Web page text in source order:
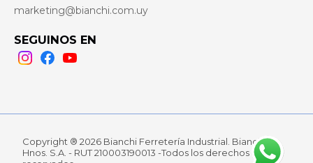
marketing@bianchi.com.uy
SEGUINOS EN
Instagram
FacebookYoutube
Copyright ® 2026 Bianchi Ferretería Industrial. Bianchi
Hnos. S.A. - RUT 210003190013 -Todos los derechos